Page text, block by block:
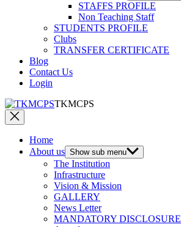
STAFFS PROFILE
Non Teaching Staff
STUDENTS PROFILE
Clubs
TRANSFER CERTIFICATE
Blog
Contact Us
Login
TKMCPS
Home
About us Show sub menu
The Institution
Infrastructure
Vision & Mission
GALLERY
News Letter
MANDATORY DISCLOSURE